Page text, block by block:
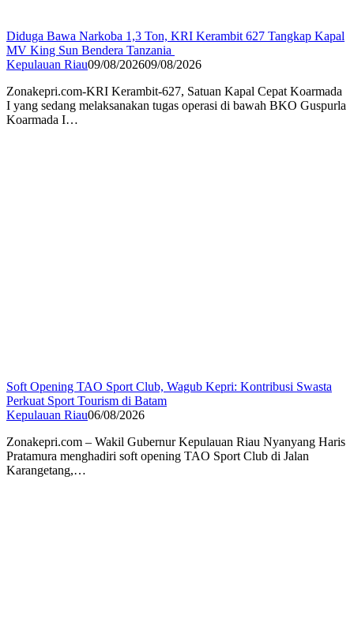
Diduga Bawa Narkoba 1,3 Ton, KRI Kerambit 627 Tangkap Kapal
MV King Sun Bendera Tanzania
Kepulauan Riau09/08/202609/08/2026
Zonakepri.com-KRI Kerambit-627, Satuan Kapal Cepat Koarmada
I yang sedang melaksanakan tugas operasi di bawah BKO Guspurla
Koarmada I…
Soft Opening TAO Sport Club, Wagub Kepri: Kontribusi Swasta
Perkuat Sport Tourism di Batam
Kepulauan Riau06/08/2026
Zonakepri.com – Wakil Gubernur Kepulauan Riau Nyanyang Haris
Pratamura menghadiri soft opening TAO Sport Club di Jalan
Karangetang,…